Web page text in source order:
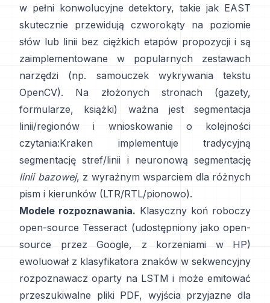
w pełni konwolucyjne detektory, takie jak EAST
skutecznie przewidują czworokąty na poziomie
słów lub linii bez ciężkich etapów propozycji i są
zaimplementowane w popularnych zestawach
narzędzi (np.
samouczek wykrywania tekstu
OpenCV). Na złożonych stronach (gazety,
formularze, książki) ważna jest segmentacja
linii/regionów i wnioskowanie o kolejności
czytania:Kraken
implementuje tradycyjną
segmentację stref/linii i neuronową segmentację
linii bazowej, z wyraźnym wsparciem dla różnych
pism i kierunków (LTR/RTL/pionowo).
Modele rozpoznawania. Klasyczny koń roboczy
open-source Tesseract (udostępniony jako open-
source przez Google, z korzeniami w HP)
ewoluował z klasyfikatora znaków w sekwencyjny
rozpoznawacz oparty na LSTM i może emitować
przeszukiwalne pliki PDF, wyjścia przyjazne dla